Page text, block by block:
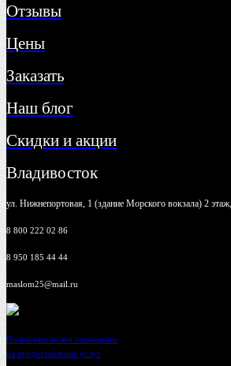
Отзывы
Цены
Заказать
Наш блог
Скидки и акции
Владивосток
ул. Нижнепортовая, 1 (здание Морского вокзала) 2
8 800 222 02 86
8 950 185 44 44
maslom25@mail.ru
Пользовательское соглашение
на предоставление услуг